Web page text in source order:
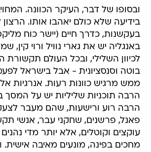
ובסופו של דבר, העיקר הכוונה.
בידיעה שלא כולם יאהבו אותו.
בעקשנות, כדרך חיים (יישר כוח
באנגליה יש את גארי נוויל ורוי קין,
לכיוון השלילי, ובכל העולם תקשורת
בוטה וסנסציונית - אבל בישראל
ממש מרגיש כוונות רעות. אנרגיות
הרבה תוכניות שליליות יש על המסך
הרבה רוע ורישעות, שהם מעבר
פאנל, פרשנים, שחקני עבר, אנשי
עוקצים וקוטלים, אלא יותר מדי
מחכים בפינה, מונעים מאיבה אישית.